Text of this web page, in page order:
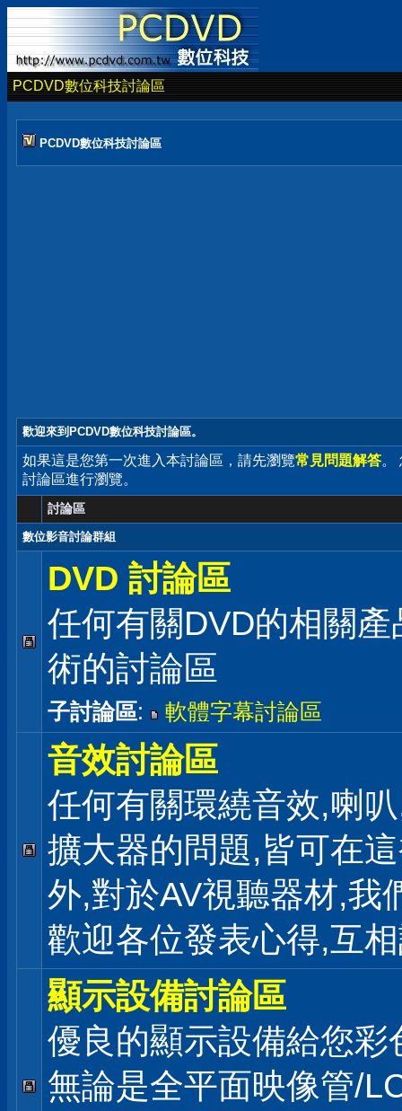
PCDVD數位科技討論區
PCDVD數位科技討論區
歡迎來到PCDVD數位科技討論區。
如果這是您第一次進入本討論區，請先瀏覽常見問題解答。
討論區進行瀏覽。
討論區
數位影音討論群組
DVD 討論區
任何有關DVD的相關
術的討論區
子討論區: 軟體字幕討論區
音效討論區
任何有關環繞音效,喇
擴大器的問題,皆可在
外,對於AV視聽器材,我
歡迎各位發表心得,互
顯示設備討論區
優良的顯示設備給您彩
無論是全平面映像管/